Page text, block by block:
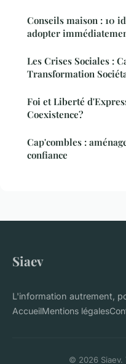
Conseils maison : 10
adopter
Les Crises Sociales :
Transformation
Foi et Liberté
Coexistence?
Cap'combles :
confiance
Siaev
L'information autrement,
AccueilMentions légales
© 2026 Siaev.